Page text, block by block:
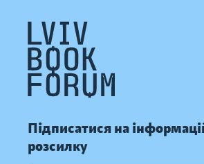
Підписатися на
розсилку